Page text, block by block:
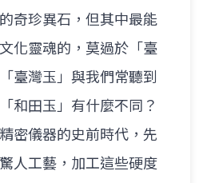
奇珍異石，但其中最能
化靈魂的，莫過於「臺
臺灣玉」與我們常聽到
和田玉」有什麼不同？
密儀器的史前時代，先
人工藝，加工這些硬度